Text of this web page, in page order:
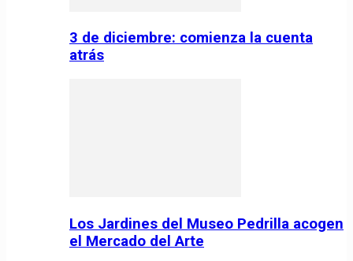
3 de diciembre: comienza la cuenta
atrás
Los Jardines del Museo Pedrilla acogen
el Mercado del Arte